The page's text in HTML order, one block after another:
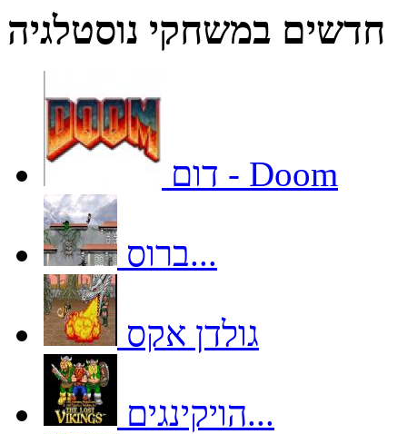
חדשים במשחקי נוסטלגיה
דום - Doom
ברוס...
גולדן אקס
הויקינגים...